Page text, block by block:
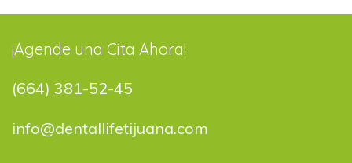
¡Agende una Cita Ahora!
(664) 381-52-45
info@dentallifetijuana.com